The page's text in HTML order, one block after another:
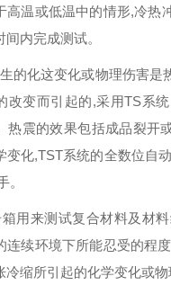
高温或低温中的情形,冷热
内完成测试。
的化这变化或物理伤害是
改变而引起的,采用TS系统
热震的效果包括成品裂开
变化,TST系统的全数位自
。
用来测试复合材料及材
连续环境下所能忍受的程度
冷缩所引起的化学变化或物